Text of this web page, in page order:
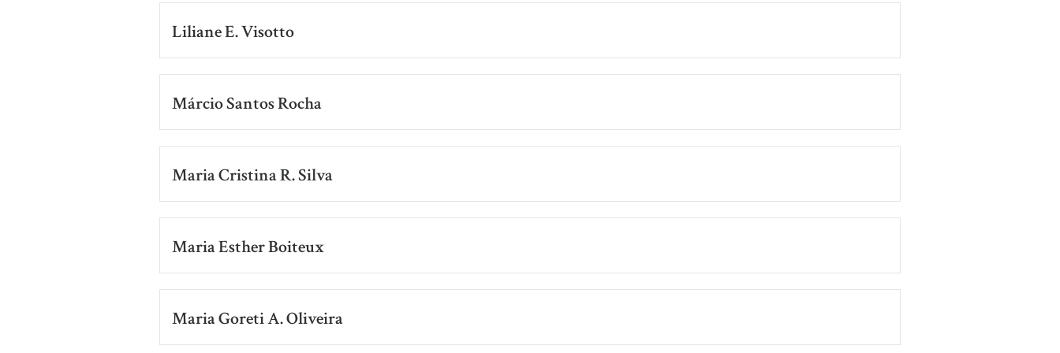
Liliane E. Visotto
Márcio Santos Rocha
Maria Cristina R. Silva
Maria Esther Boiteux
Maria Goreti A. Oliveira